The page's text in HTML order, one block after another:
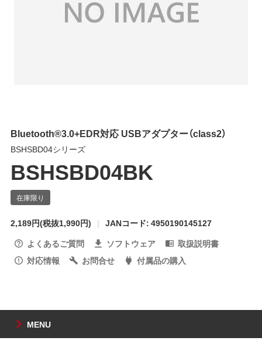
Bluetooth®3.0+EDR対応 USBアダプター（class2）
BSHSBD04シリーズ
BSHSBD04BK
2,189円(税抜1,990円)
JANコード: 4950190145127
よくあるご質問
ソフトウェア
取扱説明書
対応情報
お問合せ 付属品の購入
MENU